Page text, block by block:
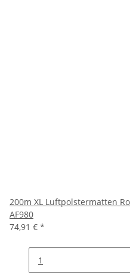
200m XL Luftpolstermatten
AF980
74,91 € *